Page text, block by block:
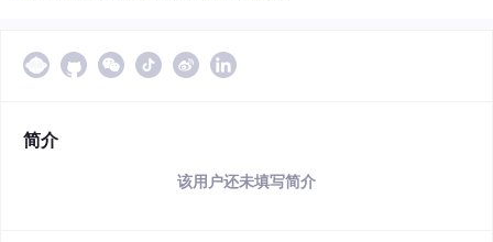
简介
该用户还未填写简介